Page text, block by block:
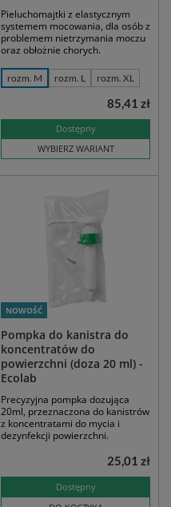
Pieluchomajtki z elastycznym
systemem mocowania, dla osób z
problemem nietrzymania moczu
oraz obłożnie chorych.
rozm. M rozm. L rozm. XL
Dostępny
WYBIERZ WARIANT
85,41 zł
NOWOŚĆ
Pompka do kanistra do
koncentratów do
powierzchni (doza 20 ml) -
Ecolab
Precyzyjna pompka dozująca
20ml, przeznaczona do kanistrów
z koncentratami do mycia i
dezynfekcji powierzchni.
Dostępny
25,01 zł